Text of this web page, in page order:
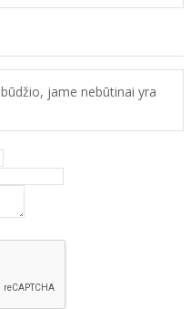
jame nebūtinai yra